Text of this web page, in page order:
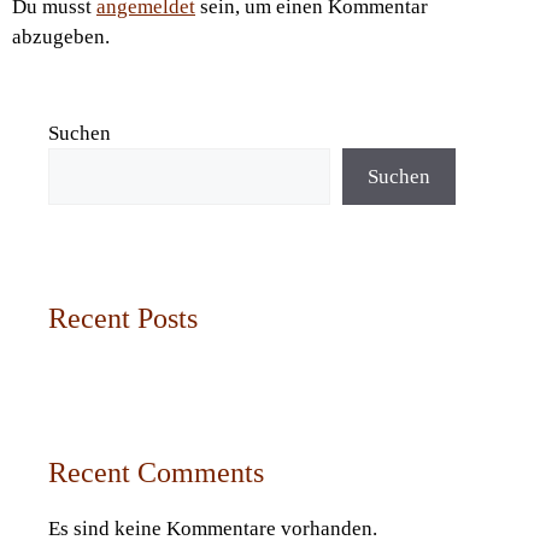
Du musst angemeldet sein, um einen Kommentar
abzugeben.
Suchen
Suchen
Recent Posts
Recent Comments
Es sind keine Kommentare vorhanden.